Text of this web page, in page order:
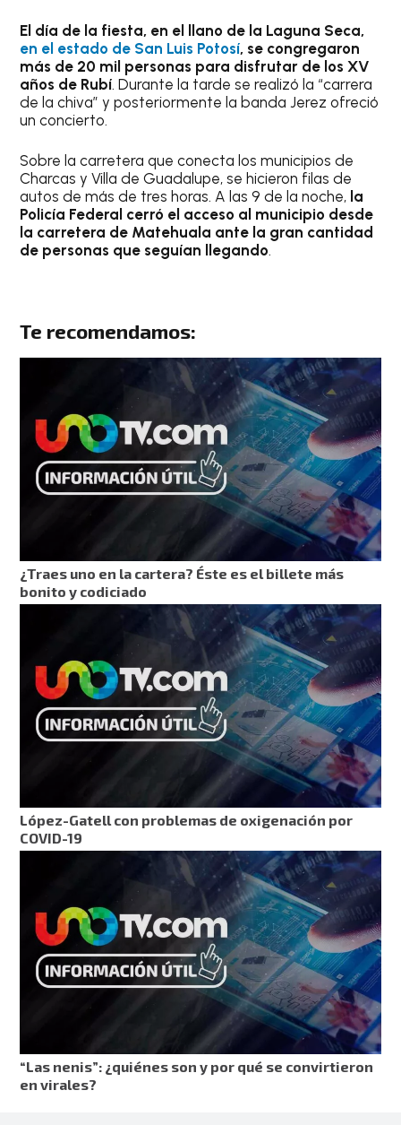
El día de la fiesta, en el llano de la Laguna Seca,
en el estado de San Luis Potosí, se congregaron
más de 20 mil personas para disfrutar de los XV
años de Rubí. Durante la tarde se realizó la “carrera
de la chiva” y posteriormente la banda Jerez ofreció
un concierto.
Sobre la carretera que conecta los municipios de
Charcas y Villa de Guadalupe, se hicieron filas de
autos de más de tres horas. A las 9 de la noche, la
Policía Federal cerró el acceso al municipio desde
la carretera de Matehuala ante la gran cantidad
de personas que seguían llegando.
Te recomendamos:
¿Traes uno en la cartera? Éste es el billete más
bonito y codiciado
López-Gatell con problemas de oxigenación por
COVID-19
“Las nenis”: ¿quiénes son y por qué se convirtieron
en virales?